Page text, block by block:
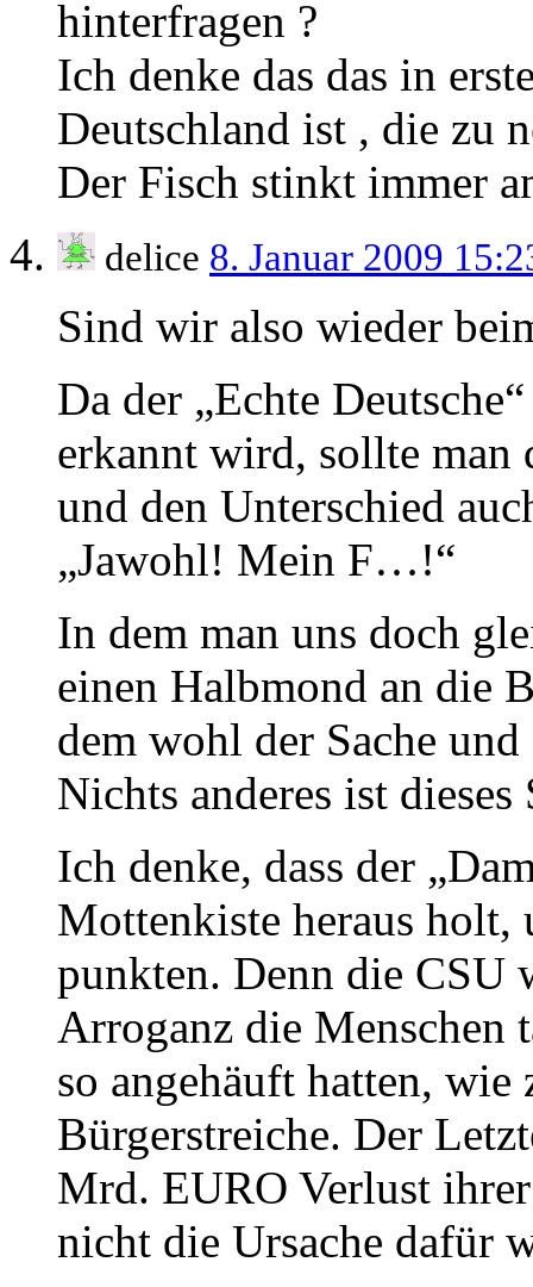
hinterfragen ?
Ich denke das das in
Deutschland ist , die zu
Der Fisch stinkt immer
delice 8. Januar 2009
Sind wir also wieder
Da der „Echte
erkannt wird, sollte man
und den Unterschied
„Jawohl! Mein F…!“
In dem man uns doch
einen Halbmond an die
dem wohl der Sache
Nichts anderes ist
Ich denke, dass der
Mottenkiste heraus holt,
punkten. Denn die CSU
Arroganz die Menschen
so angehäuft hatten, wie
Bürgerstreiche. Der
Mrd. EURO Verlust
nicht die Ursache dafür